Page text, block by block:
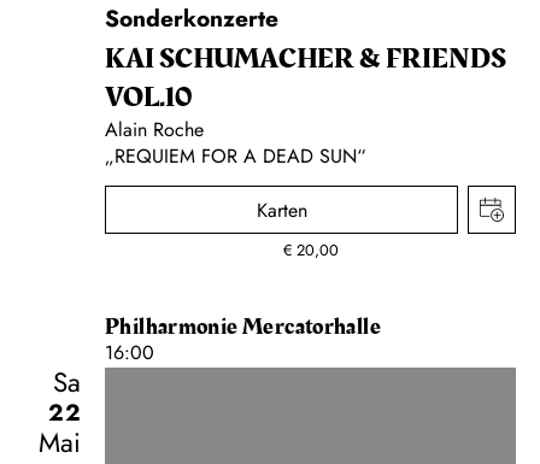
Sonderkonzerte
KAI SCHUMACHER & FRIENDS
VOL.10
Alain Roche
„REQUIEM FOR A DEAD SUN“
Karten
€ 20,00
Philharmonie Mercatorhalle
16:00
Sa
22
Mai